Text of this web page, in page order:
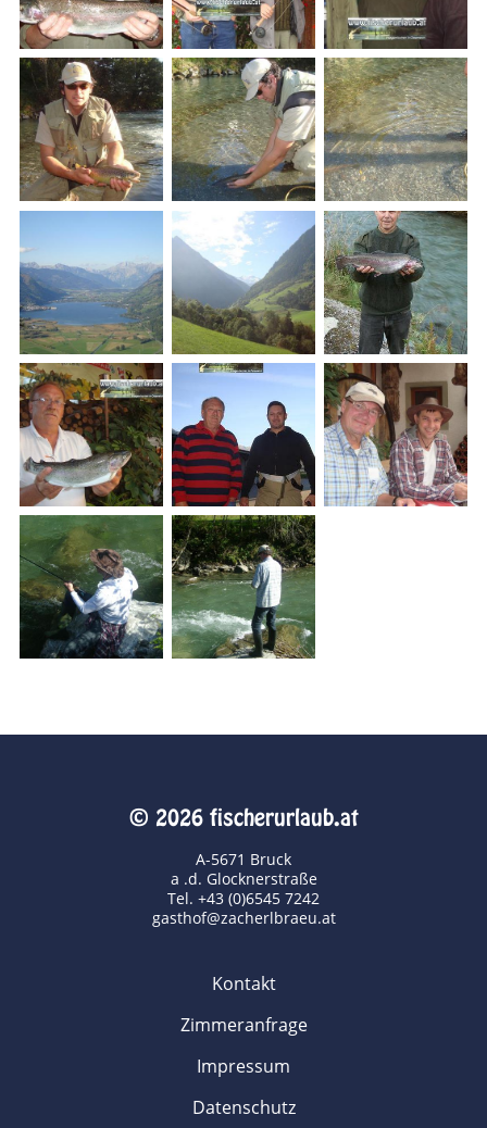
© 2026 fischerurlaub.at
A-5671 Bruck
a .d. Glocknerstraße
Tel. +43 (0)6545 7242
gasthof@zacherlbraeu.at
Kontakt
Zimmeranfrage
Impressum
Datenschutz